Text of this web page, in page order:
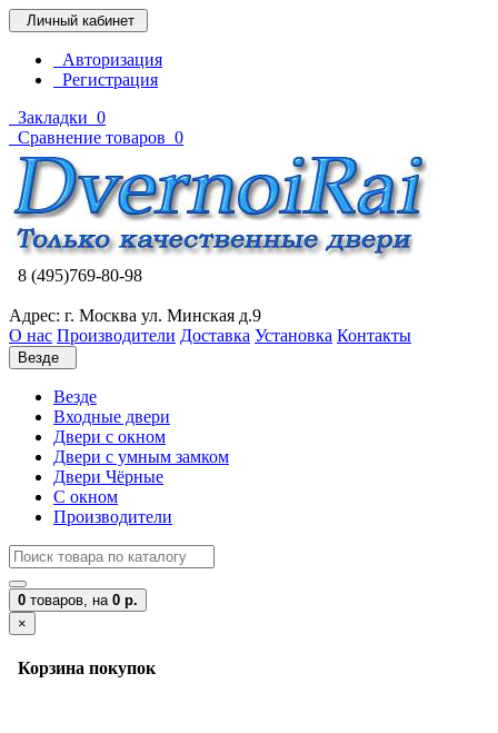
Личный кабинет
Авторизация
Регистрация
Закладки 0
Сравнение товаров 0
8 (495)769-80-98
Адрес: г. Москва ул. Минская д.9
О нас Производители Доставка Установка Контакты
Везде
Везде
Входные двери
Двери с окном
Двери с умным замком
Двери Чёрные
C окном
Производители
0 товаров, на 0 р.
×
Корзина покупок